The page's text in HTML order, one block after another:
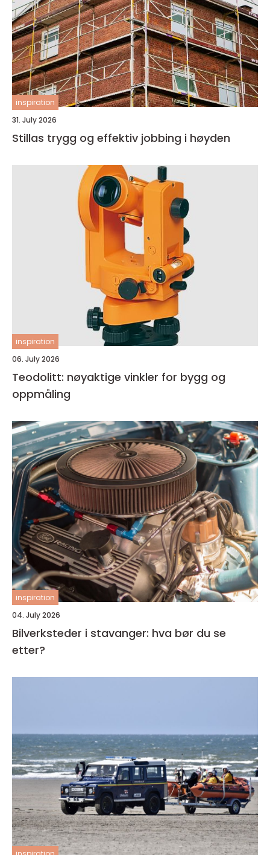
inspiration
31. July 2026
Stillas trygg og effektiv jobbing i høyden
inspiration
06. July 2026
Teodolitt: nøyaktige vinkler for bygg og
oppmåling
inspiration
04. July 2026
Bilverksteder i stavanger: hva bør du se
etter?